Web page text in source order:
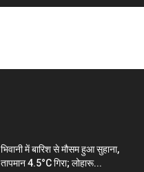
भिवानी में बारिश से मौसम हुआ सुहाना,
तापमान 4.5°C गिरा; लोहारू...